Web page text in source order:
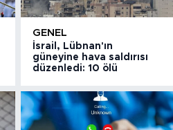
GENEL
İsrail, Lübnan'ın
güneyine hava saldırısı
düzenledi: 10 ölü